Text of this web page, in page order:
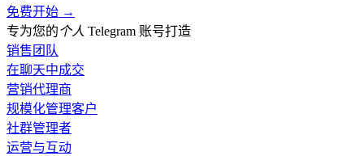
免费开始 →
专为您的个人 Telegram 账号打造
销售团队
在聊天中成交
营销代理商
规模化管理客户
社群管理者
运营与互动